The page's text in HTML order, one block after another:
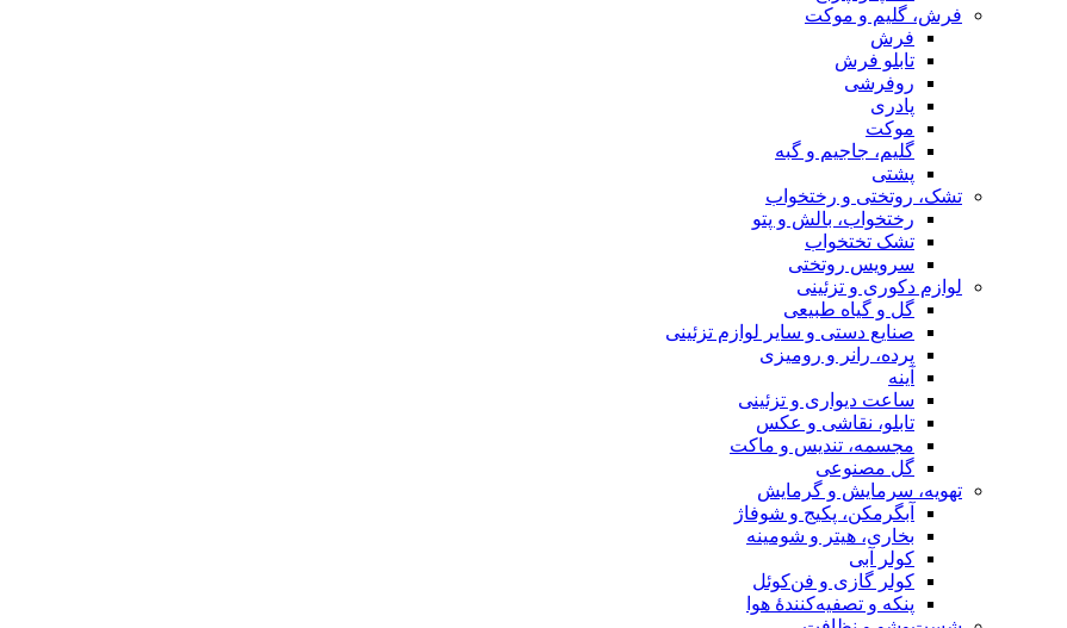
فرش، گلیم و موکت
فرش
تابلو فرش
روفرشی
پادری
موکت
گلیم، جاجیم و گبه
پشتی
تشک، روتختی و رختخواب
رختخواب، بالش و پتو
تشک تختخواب
سرویس روتختی
لوازم دکوری و تزئینی
گل و گیاه طبیعی
صنایع دستی و سایر لوازم تزئینی
پرده، رانر و رومیزی
آینه
ساعت دیواری و تزئینی
تابلو، نقاشی و عکس
مجسمه، تندیس و ماکت
گل مصنوعی
تهویه، سرمایش و گرمایش
آبگرمکن، پکیج و شوفاژ
بخاری، هیتر و شومینه
کولر آبی
کولر گازی و فن‌کوئل
پنکه و تصفیه‌کنندهٔ هوا